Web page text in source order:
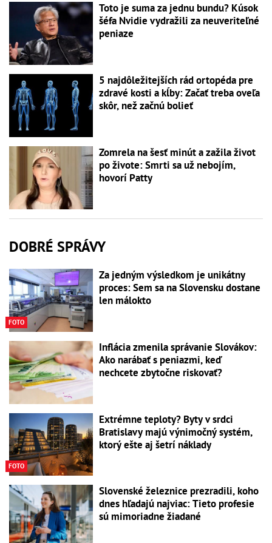
Toto je suma za jednu bundu? Kúsok
šéfa Nvidie vydražili za neuveriteľné
peniaze
5 najdôležitejších rád ortopéda pre
zdravé kosti a kĺby: Začať treba oveľa
skôr, než začnú bolieť
Zomrela na šesť minút a zažila život
po živote: Smrti sa už nebojím,
hovorí Patty
DOBRÉ SPRÁVY
FOTO
Za jedným výsledkom je unikátny
proces: Sem sa na Slovensku dostane
len málokto
Inflácia zmenila správanie Slovákov:
Ako narábať s peniazmi, keď
nechcete zbytočne riskovať?
FOTO
Extrémne teploty? Byty v srdci
Bratislavy majú výnimočný systém,
ktorý ešte aj šetrí náklady
Slovenské železnice prezradili, koho
dnes hľadajú najviac: Tieto profesie
sú mimoriadne žiadané